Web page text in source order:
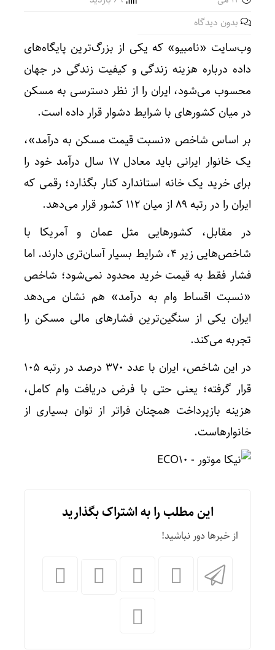
بدون دیدگاه
وب‌سایت «نامبیو» که یکی از بزرگ‌ترین پایگاه‌های
داده درباره هزینه زندگی و کیفیت زندگی در جهان
محسوب می‌شود، ایران را از نظر دسترسی به مسکن
در میان کشورهای با شرایط دشوار قرار داده است.
بر اساس شاخص «نسبت قیمت مسکن به درآمد»،
یک خانوار ایرانی باید معادل ۱۷ سال درآمد خود را
برای خرید یک خانه استاندارد کنار بگذارد؛ رقمی که
ایران را در رتبه ۸۹ از میان ۱۱۲ کشور قرار می‌دهد.
در مقابل، کشورهایی مثل عمان و آمریکا با
شاخص‌هایی زیر ۴، شرایط بسیار آسان‌تری دارند. اما
فشار فقط به قیمت خرید محدود نمی‌شود؛ شاخص
«نسبت اقساط وام به درآمد» هم نشان می‌دهد
ایران یکی از سنگین‌ترین فشارهای مالی مسکن را
تجربه می‌کند.
در این شاخص، ایران با عدد ۳۷۰ درصد در رتبه ۱۰۵
قرار گرفته؛ یعنی حتی با فرض دریافت وام کامل،
هزینه بازپرداخت همچنان فراتر از توان بسیاری از
خانوارهاست.
این مطلب را به اشتراک بگذارید
از خبرها دور نباشید!